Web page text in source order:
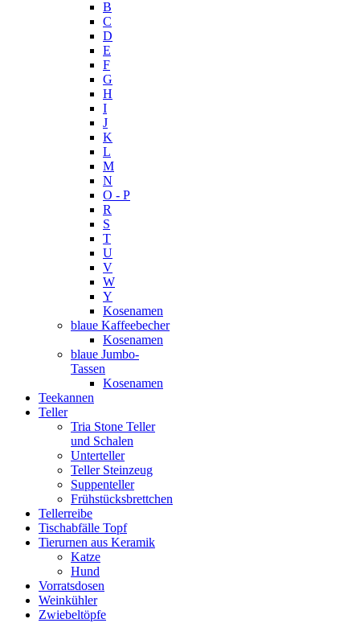
B
C
D
E
F
G
H
I
J
K
L
M
N
O - P
R
S
T
U
V
W
Y
Kosenamen
blaue Kaffeebecher
Kosenamen
blaue Jumbo-
Tassen
Kosenamen
Teekannen
Teller
Tria Stone Teller
und Schalen
Unterteller
Teller Steinzeug
Suppenteller
Frühstücksbrettchen
Tellerreibe
Tischabfälle Topf
Tierurnen aus Keramik
Katze
Hund
Vorratsdosen
Weinkühler
Zwiebeltöpfe